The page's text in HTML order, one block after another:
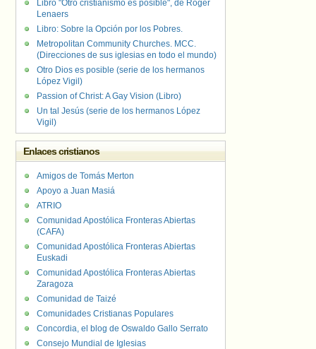
Libro "Otro cristianismo es posible", de Roger
Lenaers
Libro: Sobre la Opción por los Pobres.
Metropolitan Community Churches. MCC.
(Direcciones de sus iglesias en todo el mundo)
Otro Dios es posible (serie de los hermanos
López Vigil)
Passion of Christ: A Gay Vision (Libro)
Un tal Jesús (serie de los hermanos López
Vigil)
Enlaces cristianos
Amigos de Tomás Merton
Apoyo a Juan Masiá
ATRIO
Comunidad Apostólica Fronteras Abiertas
(CAFA)
Comunidad Apostólica Fronteras Abiertas
Euskadi
Comunidad Apostólica Fronteras Abiertas
Zaragoza
Comunidad de Taizé
Comunidades Cristianas Populares
Concordia, el blog de Oswaldo Gallo Serrato
Consejo Mundial de Iglesias